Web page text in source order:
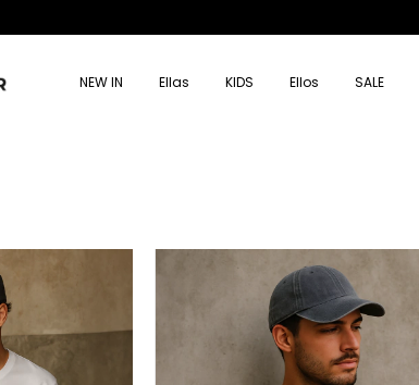
NEW IN Ellas KIDS Ellos SALE